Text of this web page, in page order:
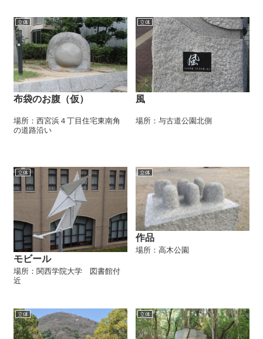
立体
布袋のお腹（仮）
場所：西宮浜４丁目住宅東南角
の道路沿い
立体
風
場所：与古道公園北側
立体
モビール
場所：関西学院大学 図書館付
近
立体
作品
場所：高木公園
立体 立体